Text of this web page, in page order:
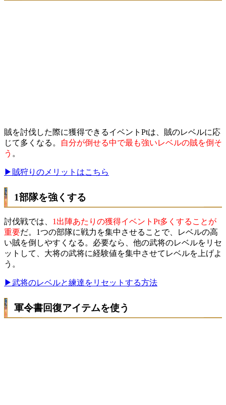
賊を討伐した際に獲得できるイベントPtは、賊のレベルに応
じて多くなる。
自分が倒せる中で最も強いレベルの賊を倒そ
う 。
▶賊狩りのメリットはこちら
1部隊を強くする
討伐戦では、 1出陣あたりの獲得イベントPt多くすることが
重要だ。1つの部隊に戦力を集中させることで、レベルの高
い賊を倒しやすくなる。必要なら、他の武将のレベルをリセ
ットして、大将の武将に経験値を集中させてレベルを上げよ
う。
▶武将のレベルと練達をリセットする方法
軍令書回復アイテムを使う